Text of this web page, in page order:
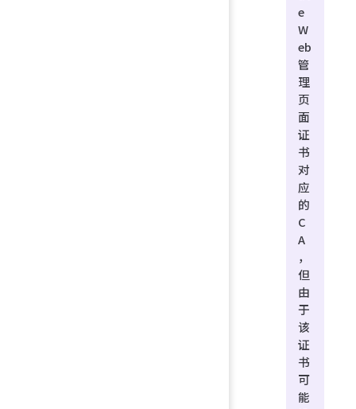
e
W
eb
管
理
页
面
证
书
对
应
的
C
A
，
但
由
于
该
证
书
可
能